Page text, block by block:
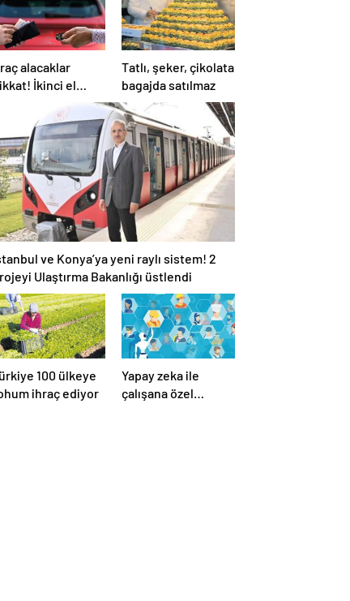
alacaklar
İkinci el
otoda ‘zam’ uyarısı
Tatlı, şeker, çikolata
bagajda satılmaz
ve Konya’ya yeni raylı sistem! 2
Ulaştırma Bakanlığı üstlendi
100 ülkeye
ihraç ediyor
Yapay zeka ile
çalışana özel